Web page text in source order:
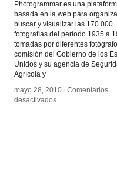
Photogrammar es una
basada en la web para
buscar y visualizar las 170.000
fotografías del período 1935 a
tomadas por diferentes
comisión del Gobierno de los
Unidos y su agencia de
Agrícola y
mayo 28, 2010 / Comentarios
desactivadosen
mayo 28, 2010 / Comentarios
desactivadosen